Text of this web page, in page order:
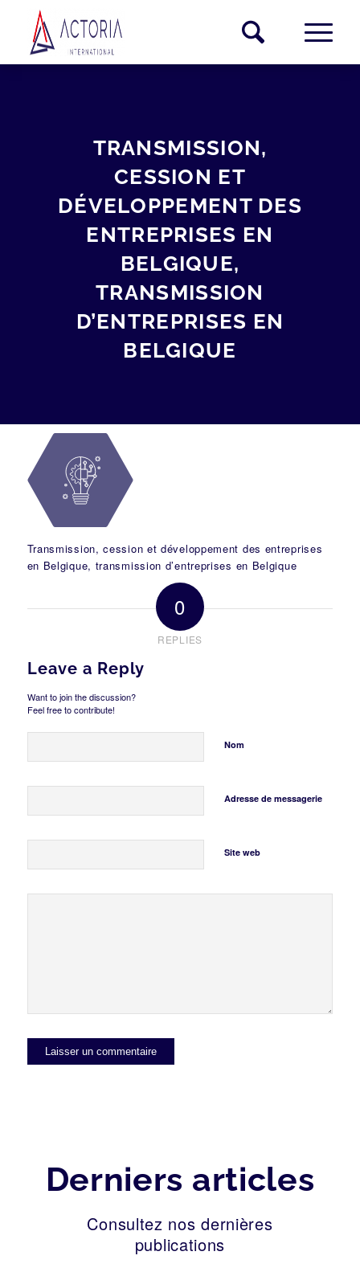
TRANSMISSION,
CESSION ET
DÉVELOPPEMENT DES
ENTREPRISES EN
BELGIQUE,
TRANSMISSION
D’ENTREPRISES EN
BELGIQUE
Transmission, cession et développement des entreprises
en Belgique, transmission d’entreprises en Belgique
0
REPLIES
Leave a Reply
Want to join the discussion?
Feel free to contribute!
Nom
Adresse de messagerie
Site web
Derniers articles
Consultez nos dernières
publications